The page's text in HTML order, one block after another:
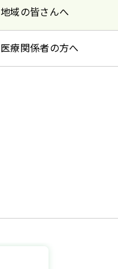
地域の皆さんへ
医療関係者の方へ